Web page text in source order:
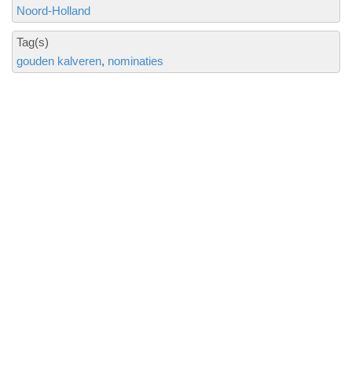
Noord-Holland
Tag(s)
gouden kalveren nominaties